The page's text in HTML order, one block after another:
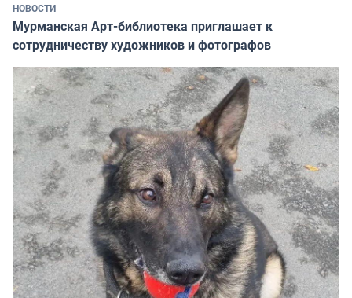
НОВОСТИ
Мурманская Арт-библиотека приглашает к
сотрудничеству художников и фотографов